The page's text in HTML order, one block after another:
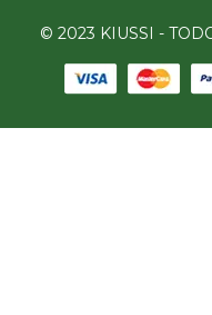
© 2023 KIUSSI -